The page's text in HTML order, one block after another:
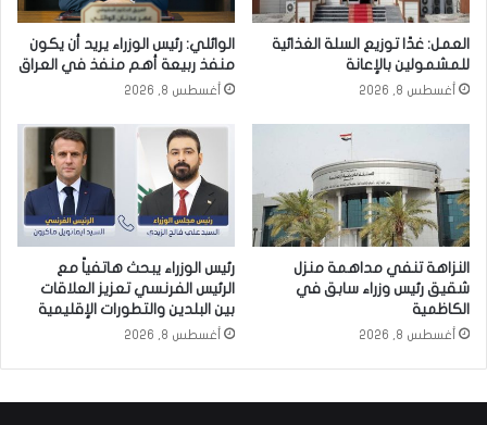
العمل: غدًا توزيع السلة الغذائية
للمشمولين بالإعانة
أغسطس 8, 2026
الوائلي: رئيس الوزراء يريد أن يكون
منفذ ربيعة أهم منفذ في العراق
أغسطس 8, 2026
النزاهة تنفي مداهمة منزل
شقيق رئيس وزراء سابق في
الكاظمية
أغسطس 8, 2026
رئيس الوزراء يبحث هاتفياً مع
الرئيس الفرنسي تعزيز العلاقات
بين البلدين والتطورات الإقليمية
أغسطس 8, 2026